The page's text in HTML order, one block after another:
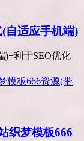
自适应手机端)
)+利于SEO优化
织梦模板666